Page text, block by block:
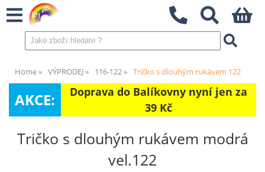
Home VÝPRODEJ 116-122 Tričko s dlouhým rukávem 122
AKCE:
Doprava do Balíkovny nyní jen za
39 Kč
Tričko s dlouhým rukávem modrá
vel.122